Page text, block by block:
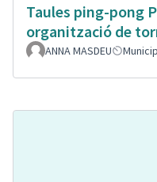
Taules ping-pong
organització de
ANNA MASDEU